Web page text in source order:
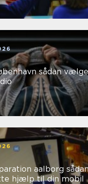
vælger du det
aalborg sådan finder
hjælp til din mobil